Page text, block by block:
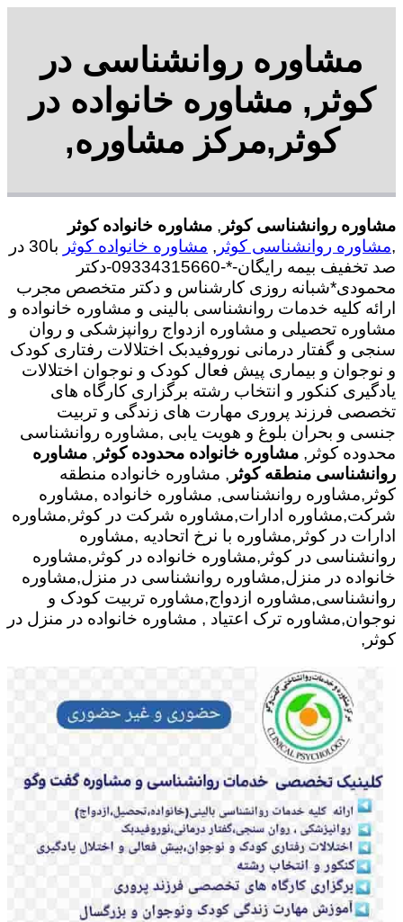
مشاوره روانشناسی در
کوثر, مشاوره خانواده در
کوثر,مرکز مشاوره,
مشاوره روانشناسی کوثر , مشاوره خانواده کوثر
,مشاوره روانشناسی کوثر , مشاوره خانواده کوثر
با30 در
صد تخفیف بیمه رایگان-*-09334315660-دکتر
محمودی*شبانه روزی کارشناس و دکتر متخصص مجرب
ارائه کلیه خدمات روانشناسی بالینی و مشاوره خانواده و
مشاوره تحصیلی و مشاوره ازدواج روانپزشکی و روان
سنجی و گفتار درمانی نوروفیدبک اختلالات رفتاری کودک
و نوجوان و بیماری پیش فعال کودک و نوجوان اختلالات
یادگیری کنکور و انتخاب رشته برگزاری کارگاه های
تخصصی فرزند پروری مهارت های زندگی و تربیت
جنسی و بحران بلوغ و هویت یابی ,مشاوره روانشناسی
محدوده کوثر, مشاوره خانواده محدوده کوثر , مشاوره
روانشناسی منطقه کوثر , مشاوره خانواده منطقه
کوثر,مشاوره روانشناسی, مشاوره خانواده ,مشاوره
شرکت,مشاوره ادارات,مشاوره شرکت در کوثر,مشاوره
ادارات در کوثر,مشاوره با نرخ اتحادیه ,مشاوره
روانشناسی در کوثر,مشاوره خانواده در کوثر,مشاوره
خانواده در منزل,مشاوره روانشناسی در منزل,مشاوره
روانشناسی,مشاوره ازدواج,مشاوره تربیت کودک و
نوجوان,مشاوره ترک اعتیاد , مشاوره خانواده در منزل در
کوثر,